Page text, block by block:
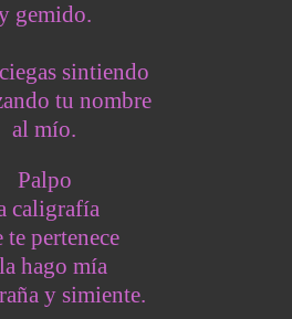
gemido.
sintiendo
tu nombre
al mío.
Palpo
caligrafía
te pertenece
hago mía
y simiente.